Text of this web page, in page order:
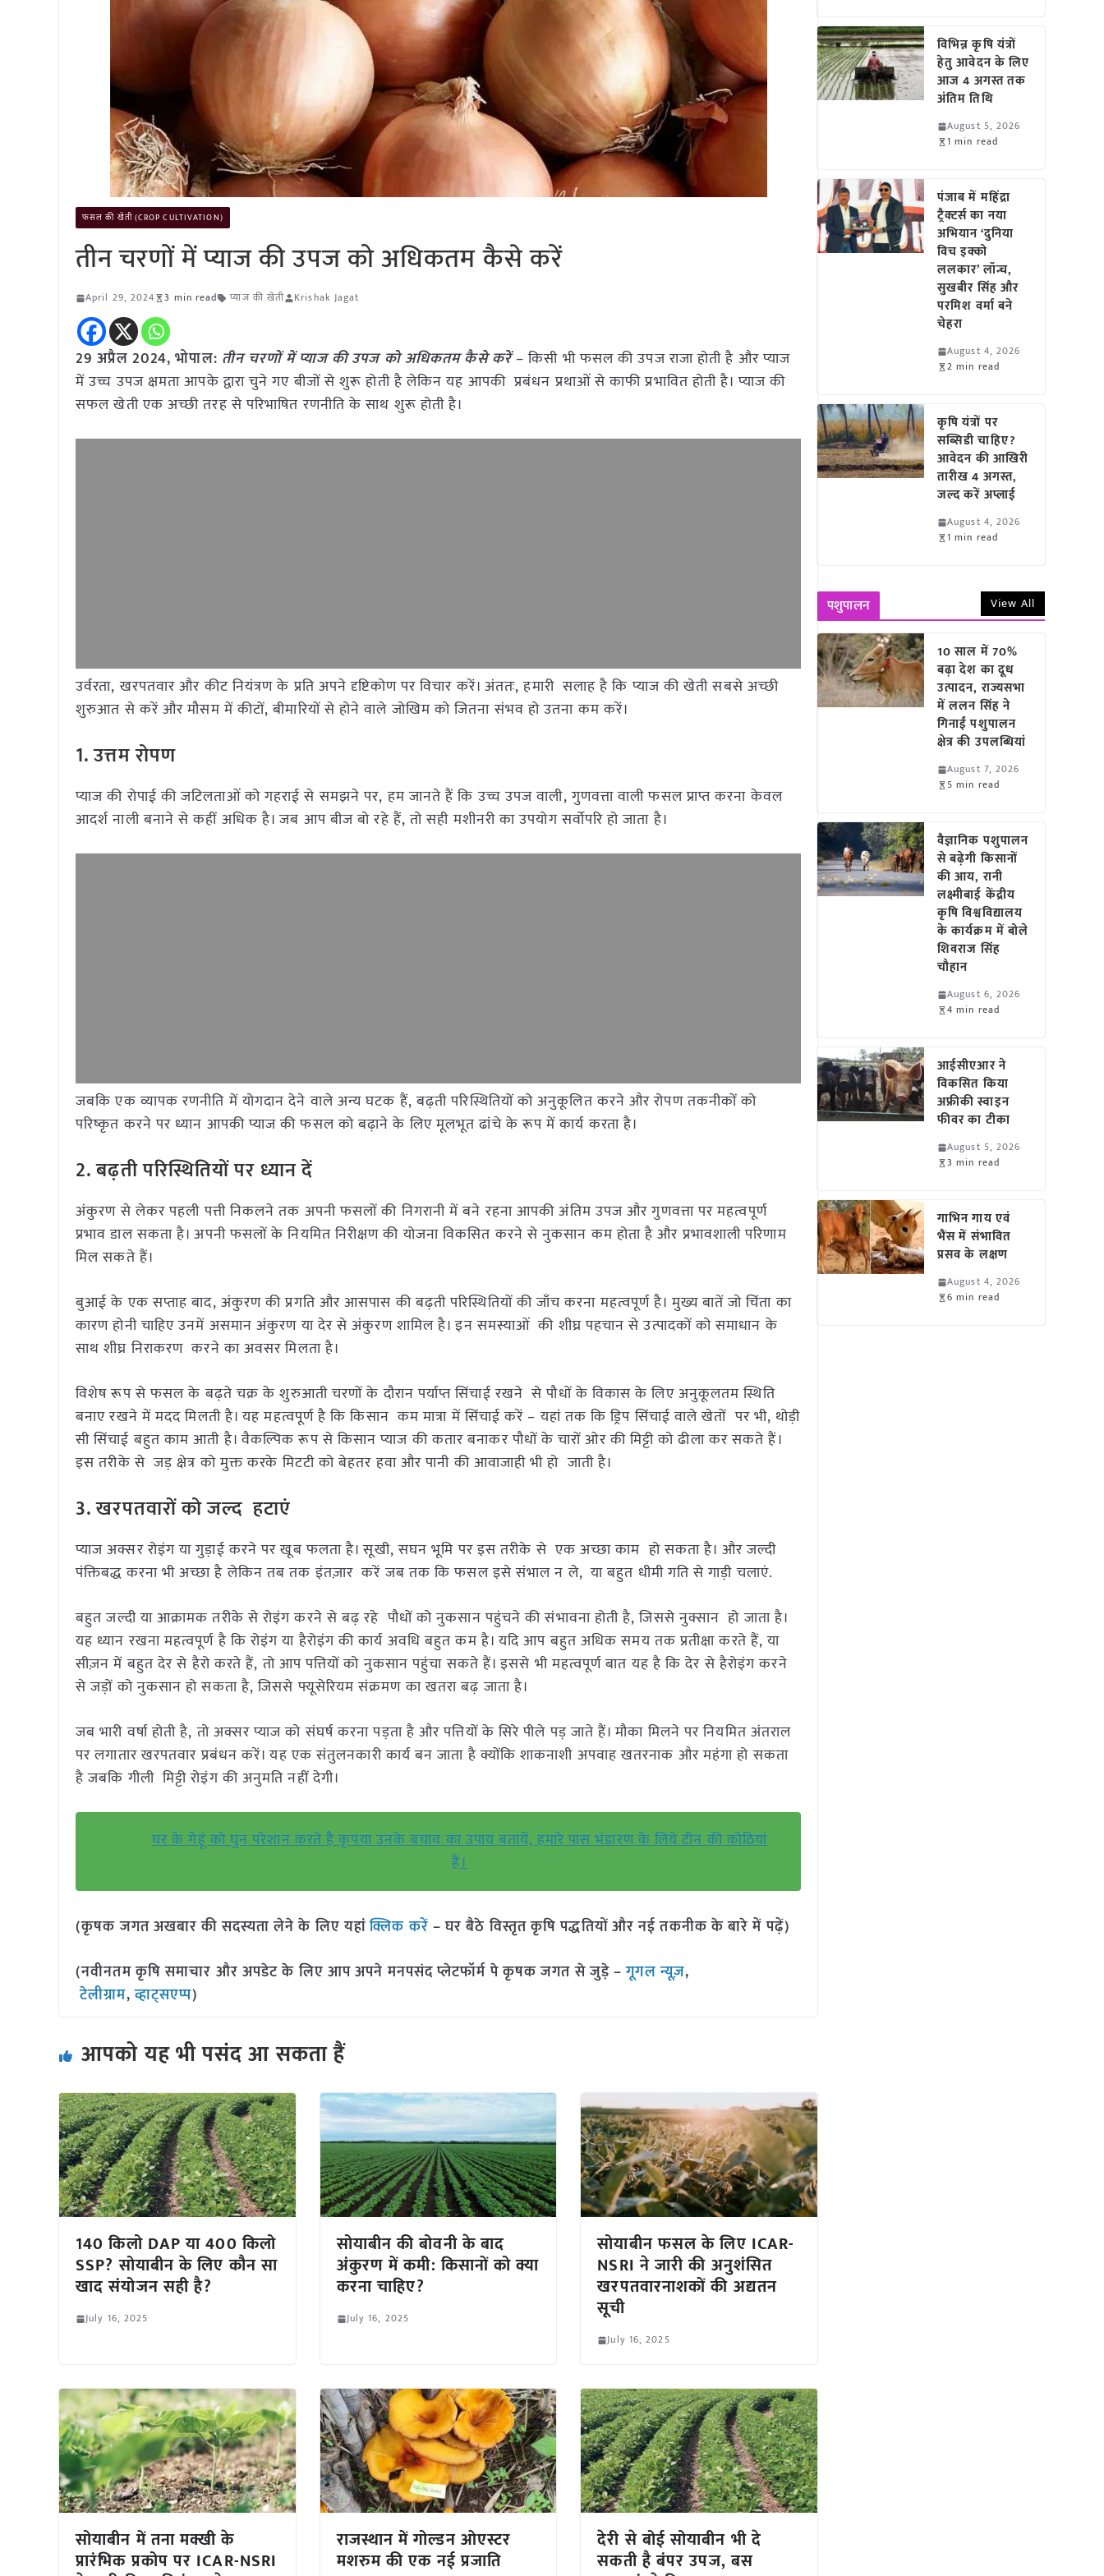
फसल की खेती (CROP CULTIVATION)
तीन चरणों में प्याज की उपज को अधिकतम कैसे करें
April 29, 2024 3 min read प्याज की खेती Krishak Jagat
29 अप्रैल 2024, भोपाल: तीन चरणों में प्याज की उपज को अधिकतम कैसे करें– किसी भी फसल की उपज राजा होती है और प्याज
में उच्च उपज क्षमता आपके द्वारा चुने गए बीजों से शुरू होती है लेकिन यह आपकी प्रबंधन प्रथाओं से काफी प्रभावित होती है। प्याज की
सफल खेती एक अच्छी तरह से परिभाषित रणनीति के साथ शुरू होती है।
उर्वरता, खरपतवार और कीट नियंत्रण के प्रति अपने दृष्टिकोण पर विचार करें। अंततः, हमारी सलाह है कि प्याज की खेती सबसे अच्छी
शुरुआत से करें और मौसम में कीटों, बीमारियों से होने वाले जोखिम को जितना संभव हो उतना कम करें।
1.उत्तम रोपण
प्याज की रोपाई की जटिलताओं को गहराई से समझने पर, हम जानते हैं कि उच्च उपज वाली, गुणवत्ता वाली फसल प्राप्त करना केवल
आदर्श नाली बनाने से कहीं अधिक है। जब आप बीज बो रहे हैं, तो सही मशीनरी का उपयोग सर्वोपरि हो जाता है।
जबकि एक व्यापक रणनीति में योगदान देने वाले अन्य घटक हैं, बढ़ती परिस्थितियों को अनुकूलित करने और रोपण तकनीकों को
परिष्कृत करने पर ध्यान आपकी प्याज की फसल को बढ़ाने के लिए मूलभूत ढांचे के रूप में कार्य करता है।
2.बढ़ती परिस्थितियों पर ध्यान दें
अंकुरण से लेकर पहली पत्ती निकलने तक अपनी फसलों की निगरानी में बने रहना आपकी अंतिम उपज और गुणवत्ता पर महत्वपूर्ण
प्रभाव डाल सकता है। अपनी फसलों के नियमित निरीक्षण की योजना विकसित करने से नुकसान कम होता है और प्रभावशाली परिणाम
मिल सकते हैं।
बुआई के एक सप्ताह बाद, अंकुरण की प्रगति और आसपास की बढ़ती परिस्थितियों की जाँच करना महत्वपूर्ण है। मुख्य बातें जो चिंता का
कारण होनी चाहिए उनमें असमान अंकुरण या देर से अंकुरण शामिल है। इन समस्याओं की शीघ्र पहचान से उत्पादकों को समाधान के
साथ शीघ्र निराकरण करने का अवसर मिलता है।
विशेष रूप से फसल के बढ़ते चक्र के शुरुआती चरणों के दौरान पर्याप्त सिंचाई रखने से पौधों के विकास के लिए अनुकूलतम स्थिति
बनाए रखने में मदद मिलती है। यह महत्वपूर्ण है कि किसान कम मात्रा में सिंचाई करें – यहां तक कि ड्रिप सिंचाई वाले खेतों पर भी, थोड़ी
सी सिंचाई बहुत काम आती है। वैकल्पिक रूप से किसान प्याज की कतार बनाकर पौधों के चारों ओर की मिट्टी को ढीला कर सकते हैं।
इस तरीके से जड़ क्षेत्र को मुक्त करके मिटटी को बेहतर हवा और पानी की आवाजाही भी हो जाती है।
3.खरपतवारों को जल्द हटाएं
प्याज अक्सर रोइंग या गुड़ाई करने पर खूब फलता है। सूखी, सघन भूमि पर इस तरीके से एक अच्छा काम हो सकता है। और जल्दी
पंक्तिबद्ध करना भी अच्छा है लेकिन तब तक इंतज़ार करें जब तक कि फसल इसे संभाल न ले, या बहुत धीमी गति से गाड़ी चलाएं.
बहुत जल्दी या आक्रामक तरीके से रोइंग करने से बढ़ रहे पौधों को नुकसान पहुंचने की संभावना होती है, जिससे नुक्सान हो जाता है।
यह ध्यान रखना महत्वपूर्ण है कि रोइंग या हैरोइंग की कार्य अवधि बहुत कम है। यदि आप बहुत अधिक समय तक प्रतीक्षा करते हैं, या
सीज़न में बहुत देर से हैरो करते हैं, तो आप पत्तियों को नुकसान पहुंचा सकते हैं। इससे भी महत्वपूर्ण बात यह है कि देर से हैरोइंग करने
से जड़ों को नुकसान हो सकता है, जिससे फ्यूसेरियम संक्रमण का खतरा बढ़ जाता है।
जब भारी वर्षा होती है, तो अक्सर प्याज को संघर्ष करना पड़ता है और पत्तियों के सिरे पीले पड़ जाते हैं। मौका मिलने पर नियमित अंतराल
पर लगातार खरपतवार प्रबंधन करें। यह एक संतुलनकारी कार्य बन जाता है क्योंकि शाकनाशी अपवाह खतरनाक और महंगा हो सकता
है जबकि गीली मिट्टी रोइंग की अनुमति नहीं देगी।
घर के गेहूं को घुन परेशान करते है कृपया उनके बचाव का उपाय बतायें, हमारे पास भंडारण के लिये टीन की कोठियां
हैं।
(कृषक जगत अखबार की सदस्यता लेने के लिए यहांक्लिक करें – घर बैठे विस्तृत कृषि पद्धतियों और नई तकनीक के बारे में पढ़ें)
(नवीनतम कृषि समाचार और अपडेट के लिए आप अपने मनपसंद प्लेटफॉर्म पे कृषक जगत से जुड़े –गूगल न्यूज़,
टेलीग्राम,व्हाट्सएप्प)
आपको यह भी पसंद आ सकता हैं
140 किलो DAP या 400 किलो
SSP? सोयाबीन के लिए कौन सा
खाद संयोजन सही है?
July 16, 2025
सोयाबीन की बोवनी के बाद
अंकुरण में कमी: किसानों को क्या
करना चाहिए?
July 16, 2025
सोयाबीन फसल के लिए ICAR-
NSRI ने जारी की अनुशंसित
खरपतवारनाशकों की अद्यतन
सूची
July 16, 2025
सोयाबीन में तना मक्खी के
प्रारंभिक प्रकोप पर ICAR-NSRI
राजस्थान में गोल्डन ओएस्टर
मशरुम की एक नई प्रजाति
देरी से बोई सोयाबीन भी दे
सकती है बंपर उपज, बस
विभिन्न कृषि यंत्रों
हेतु आवेदन के लिए
आज 4 अगस्त तक
अंतिम तिथि
August 5, 2026
1 min read
पंजाब में महिंद्रा
ट्रैक्टर्स का नया
अभियान ‘दुनिया
विच इक्को
ललकार’ लॉन्च,
सुखबीर सिंह और
परमिश वर्मा बने
चेहरा
August 4, 2026
2 min read
कृषि यंत्रों पर
सब्सिडी चाहिए?
आवेदन की आखिरी
तारीख 4 अगस्त,
जल्द करें अप्लाई
August 4, 2026
1 min read
पशुपालन View All
10 साल में 70%
बढ़ा देश का दूध
उत्पादन, राज्यसभा
में ललन सिंह ने
गिनाईं पशुपालन
क्षेत्र की उपलब्धियां
August 7, 2026
5 min read
वैज्ञानिक पशुपालन
से बढ़ेगी किसानों
की आय, रानी
लक्ष्मीबाई केंद्रीय
कृषि विश्वविद्यालय
के कार्यक्रम में बोले
शिवराज सिंह
चौहान
August 6, 2026
4 min read
आईसीएआर ने
विकसित किया
अफ्रीकी स्वाइन
फीवर का टीका
August 5, 2026
3 min read
गाभिन गाय एवं
भैंस में संभावित
प्रसव के लक्षण
August 4, 2026
6 min read